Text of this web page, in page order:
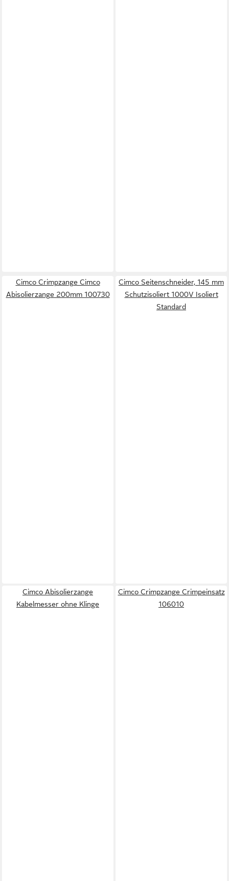
Cimco Crimpzange Cimco
Abisolierzange 200mm 100730
Cimco Seitenschneider, 145 mm
Schutzisoliert 1000V Isoliert
Standard
Cimco Abisolierzange
Kabelmesser ohne Klinge
Cimco Crimpzange Crimpeinsatz
106010